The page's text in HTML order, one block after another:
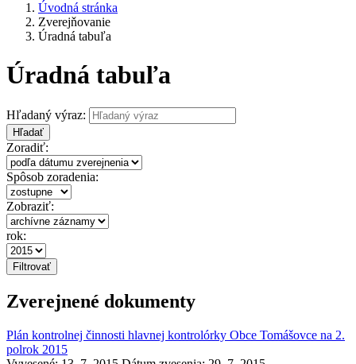
Úvodná stránka
Zverejňovanie
Úradná tabuľa
Úradná tabuľa
Hľadaný výraz:
Hľadať
Zoradiť:
Spôsob zoradenia:
Zobraziť:
rok:
Zverejnené dokumenty
Plán kontrolnej činnosti hlavnej kontrolórky Obce Tomášovce na 2.
polrok 2015